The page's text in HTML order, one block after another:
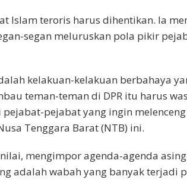
Islam teroris harus dihentikan. Ia
segan meluruskan pola pikir
kelakuan-kelakuan berbahaya
teman-teman di DPR itu harus
pejabat yang ingin
Tenggara Barat (NTB) ini.
mengimpor agenda-agenda
adalah wabah yang banyak terjadi